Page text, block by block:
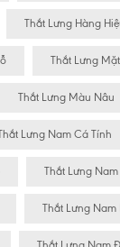
Thắt Lưng Hàng
Thắt Lưng
Thắt Lưng Màu Nâu
Lưng Nam Cá Tính
Thắt Lưng
Thắt Lưng Nam